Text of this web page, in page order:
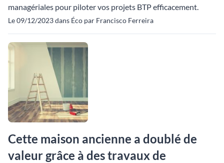
managériales pour piloter vos projets BTP efficacement.
Le 09/12/2023 dans Éco par Francisco Ferreira
Cette maison ancienne a doublé de
valeur grâce à des travaux de